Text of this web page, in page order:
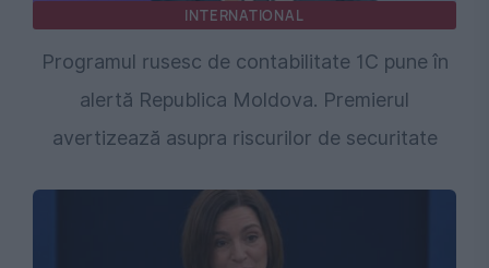
INTERNATIONAL
Programul rusesc de contabilitate 1C pune în
alertă Republica Moldova. Premierul
avertizează asupra riscurilor de securitate